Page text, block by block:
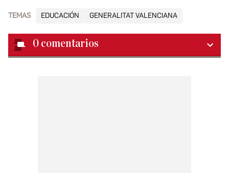
TEMAS EDUCACIÓN GENERALITAT VALENCIANA
0 comentarios